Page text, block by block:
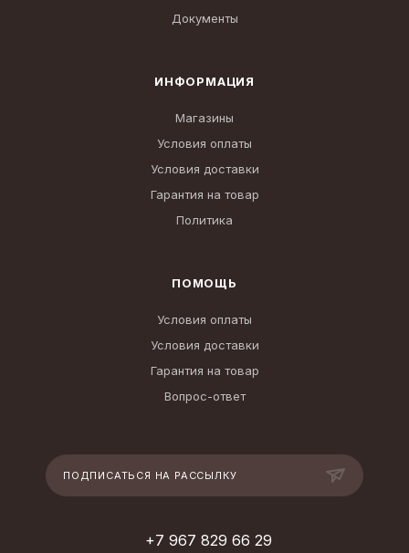
Документы
ИНФОРМАЦИЯ
Магазины
Условия оплаты
Условия доставки
Гарантия на товар
Политика
ПОМОЩЬ
Условия оплаты
Условия доставки
Гарантия на товар
Вопрос-ответ
ПОДПИСАТЬСЯ НА РАССЫЛКУ
+7 967 829 66 29